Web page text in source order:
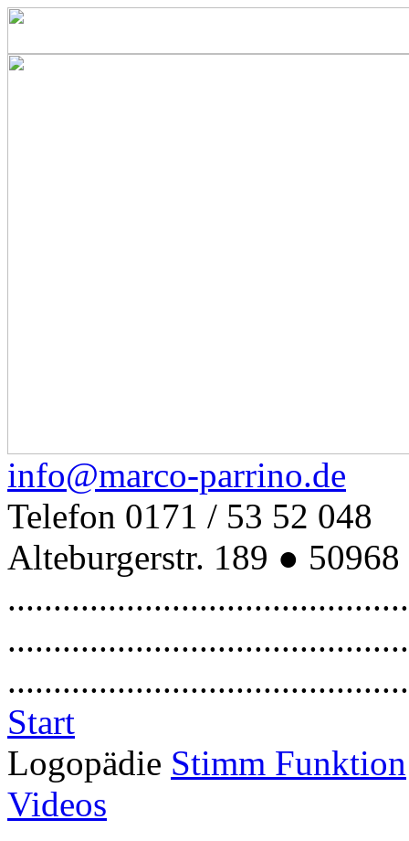
info@marco-parrino.de
Telefon 0171 / 53 52 048
Alteburgerstr. 189 ●
Start
Logopädie Stimm Funktion
Videos